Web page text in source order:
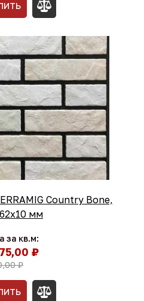
Country Bone,
мм
за кв.м:
₽
₽